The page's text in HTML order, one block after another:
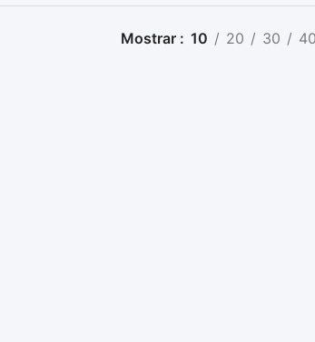
Mostrar 10 20 30 40